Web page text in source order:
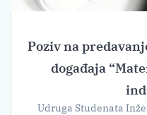
Poziv na
događaja
Udruga Studenata